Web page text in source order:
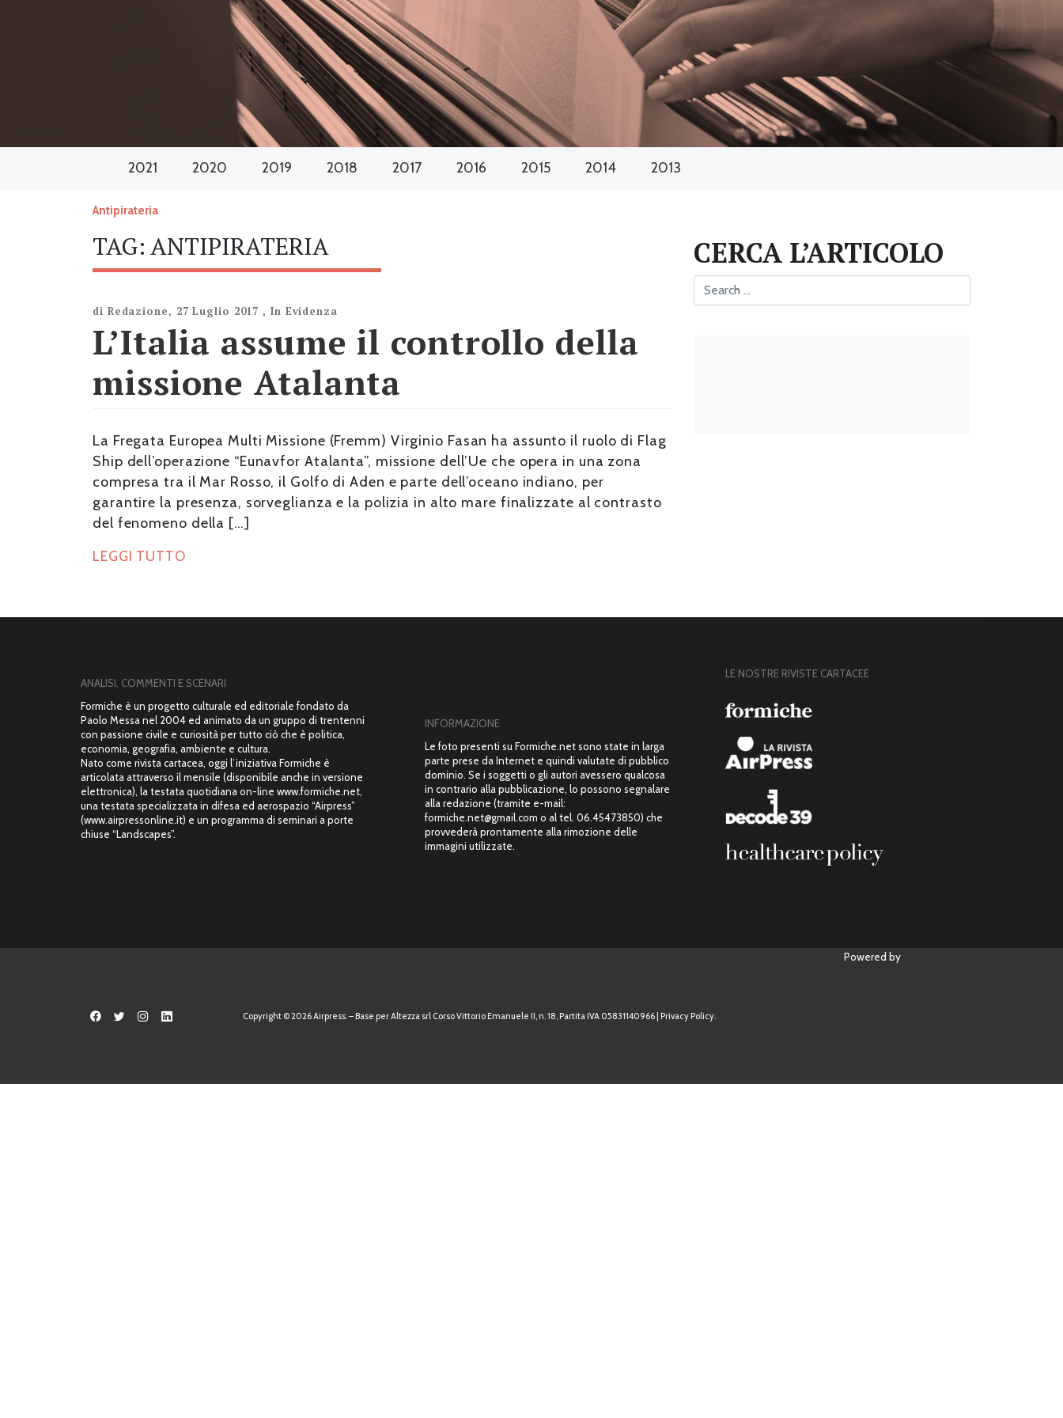
2021 2020 2019 2018 2017 2016 2015 2014 2013
Antipirateria
TAG: ANTIPIRATERIA
di Redazione, 27 Luglio 2017 , In Evidenza
L’Italia assume il controllo della
missione Atalanta
La Fregata Europea Multi Missione (Fremm) Virginio Fasan ha assunto il ruolo di Flag
Ship dell’operazione “Eunavfor Atalanta”, missione dell’Ue che opera in una zona
compresa tra il Mar Rosso, il Golfo di Aden e parte dell’oceano indiano, per
garantire la presenza, sorveglianza e la polizia in alto mare finalizzate al contrasto
del fenomeno della […]
LEGGI TUTTO
CERCA L’ARTICOLO
ANALISI, COMMENTI E SCENARI
Formiche è un progetto culturale ed editoriale fondato da
Paolo Messa nel 2004 ed animato da un gruppo di trentenni
con passione civile e curiosità per tutto ciò che è politica,
economia, geografia, ambiente e cultura.
Nato come rivista cartacea, oggi l’iniziativa Formiche è
articolata attraverso il mensile (disponibile anche in versione
elettronica), la testata quotidiana on-line www.formiche.net,
una testata specializzata in difesa ed aerospazio “Airpress”
(www.airpressonline.it) e un programma di seminari a porte
chiuse “Landscapes”.
INFORMAZIONE
Le foto presenti su Formiche.net sono state in larga
parte prese da Internet e quindi valutate di pubblico
dominio. Se i soggetti o gli autori avessero qualcosa
in contrario alla pubblicazione, lo possono segnalare
alla redazione (tramite e-mail:
formiche.net@gmail.com o al tel. 06.45473850) che
provvederà prontamente alla rimozione delle
immagini utilizzate.
LE NOSTRE RIVISTE CARTACEE
Copyright © 2026 Airpress. – Base per Altezza srl Corso Vittorio Emanuele II, n. 18, Partita IVA 05831140966 | Privacy Policy.
Powered by